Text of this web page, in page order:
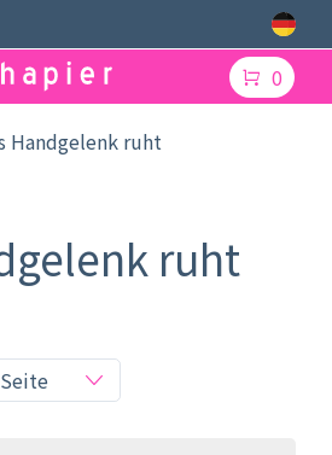
0
Handgelenk ruht
ruht